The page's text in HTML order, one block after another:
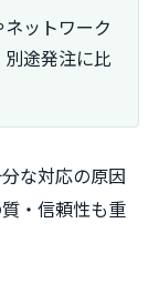
ネットワーク
途発注に比
な対応の原因
・信頼性も重